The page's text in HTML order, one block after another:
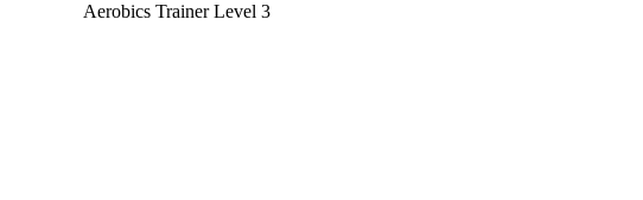
Aerobics Trainer Level 3